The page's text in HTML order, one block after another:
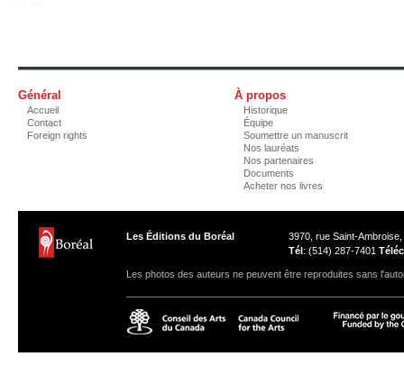
Général
Accueil
Contact
Foreign rights
À propos
Historique
Équipe
Soumettre un manuscrit
Nos lauréats
Nos partenaires
Documents
Acheter nos livres
Les Éditions du Boréal
3970, rue Saint-
Tél: (514) 287-7401 Téléc
Les photos des auteurs ne peuvent être reproduites sans